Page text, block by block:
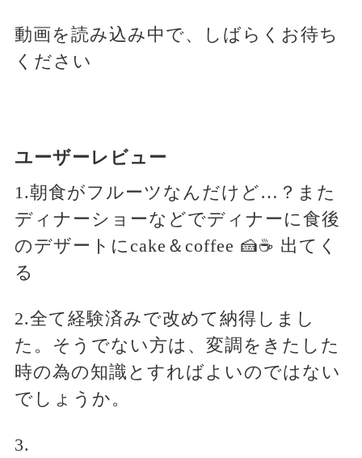
動画を読み込み中で、しばらくお待ち
ください
ユーザーレビュー
1.朝食がフルーツなんだけど…？また
ディナーショーなどでディナーに食後
のデザートにcake＆coffee 🍰☕ 出てく
る
2.全て経験済みで改めて納得しまし
た。そうでない方は、変調をきたした
時の為の知識とすればよいのではない
でしょうか。
3.